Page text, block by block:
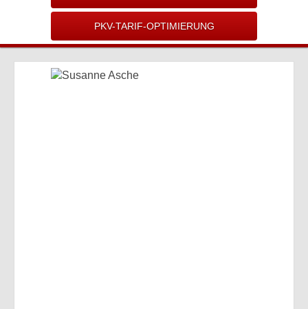
PKV-TARIF-OPTIMIERUNG